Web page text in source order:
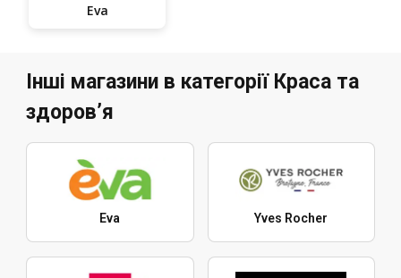
Eva
Інші магазини в категорії Краса та
здоров’я
Eva Yves Rocher